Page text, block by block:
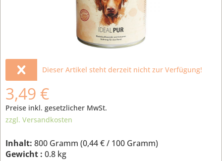
Dieser Artikel steht derzeit nicht zur Verfügung!
3,49 €
Preise inkl. gesetzlicher MwSt.
zzgl. Versandkosten
Inhalt: 800 Gramm (0,44 €/ 100 Gramm)
Gewicht : 0.8 kg